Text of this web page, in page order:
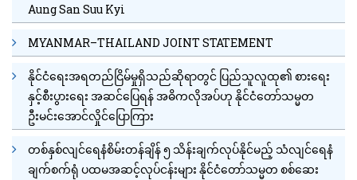
Aung San Suu Kyi
MYANMAR–THAILAND JOINT STATEMENT
နိုင်ငံရေးအရတည်ငြိမ်မှုရှိသည်ဆိုရာတွင် ပြည်သူလူထု၏ စားရေး
နှင့်စီးပွားရေး အဆင်ပြေရန် အဓိကလိုအပ်ဟု နိုင်ငံတော်သမ္မတ
ဦးမင်းအောင်လှိုင်ပြောကြား
တစ်နှစ်လျင်ရေနံစိမ်းတန်ချိန် ၅ သိန်းချက်လုပ်နိုင်မည့် သံလျင်ရေနံ
ချက်စက်ရုံ ပထမအဆင့်လုပ်ငန်းများ နိုင်ငံတော်သမ္မတ စစ်ဆေး